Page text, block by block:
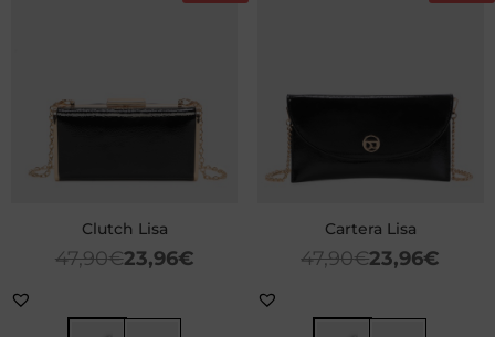
Clutch Lisa
47,90€23,96€
Cartera Lisa
47,90€23,96€